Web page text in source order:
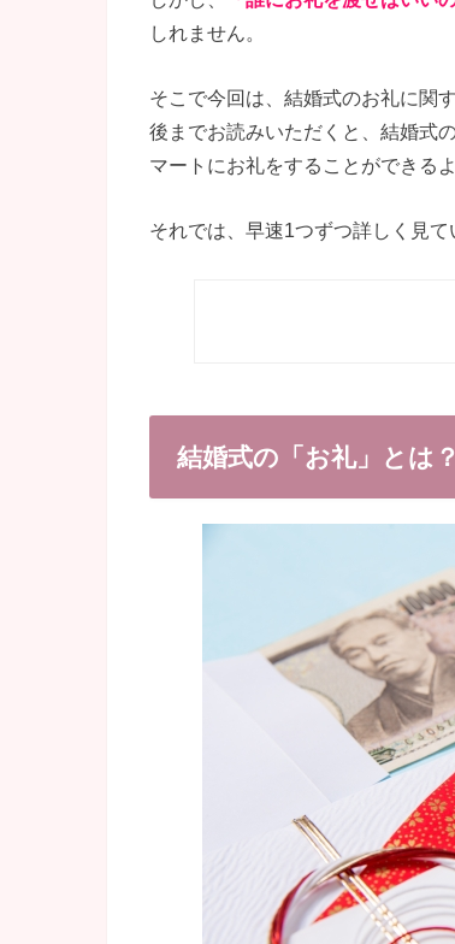
しれません。
そこで今回は、結婚式のお礼に関
後までお読みいただくと、結婚式
マートにお礼をすることができる
それでは、早速1つずつ詳しく見て
結婚式の「お礼」とは